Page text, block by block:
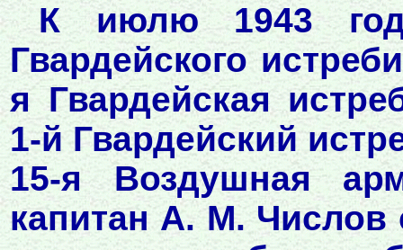
К июлю 1943
Гвардейского
я Гвардейская
1-й Гвардейский
15-я Воздушная
капитан А. М.